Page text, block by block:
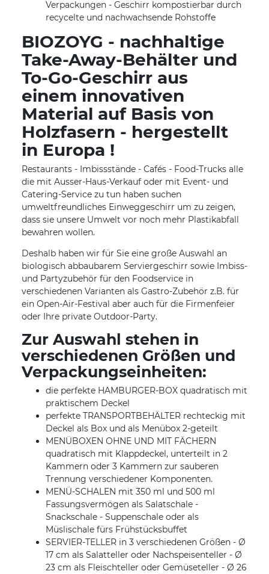
Verpackungen - Geschirr kompostierbar durch
recycelte und nachwachsende Rohstoffe
BIOZOYG - nachhaltige
Take-Away-Behälter und
To-Go-Geschirr aus
einem innovativen
Material auf Basis von
Holzfasern - hergestellt
in Europa !
Restaurants - Imbissstände - Cafés - Food-Trucks alle
die mit Ausser-Haus-Verkauf oder mit Event- und
Catering-Service zu tun haben suchen
umweltfreundliches Einweggeschirr um zu zeigen,
dass sie unsere Umwelt vor noch mehr Plastikabfall
bewahren wollen.
Deshalb haben wir für Sie eine große Auswahl an
biologisch abbaubarem Serviergeschirr sowie Imbiss-
und Partyzubehör für den Foodservice in
verschiedenen Varianten als Gastro-Zubehör z.B. für
ein Open-Air-Festival aber auch für die Firmenfeier
oder Ihre private Outdoor-Party.
Zur Auswahl stehen in
verschiedenen Größen und
Verpackungseinheiten:
die perfekte HAMBURGER-BOX quadratisch mit
praktischem Deckel
perfekte TRANSPORTBEHÄLTER rechteckig mit
Deckel als Box und als Menübox 2-geteilt
MENÜBOXEN OHNE UND MIT FÄCHERN
quadratisch mit Klappdeckel, unterteilt in 2
Kammern oder 3 Kammern zur sauberen
Trennung verschiedener Komponenten.
MENÜ-SCHALEN mit 350 ml und 500 ml
Fassungsvermögen als Salatschale -
Snackschale - Suppenschale oder als
Müslischale fürs Frühstücksbuffet
SERVIER-TELLER in 3 verschiedenen Größen - Ø
17 cm als Salatteller oder Nachspeisenteller - Ø
23 cm als Fleischteller oder Gemüseteller - Ø 26